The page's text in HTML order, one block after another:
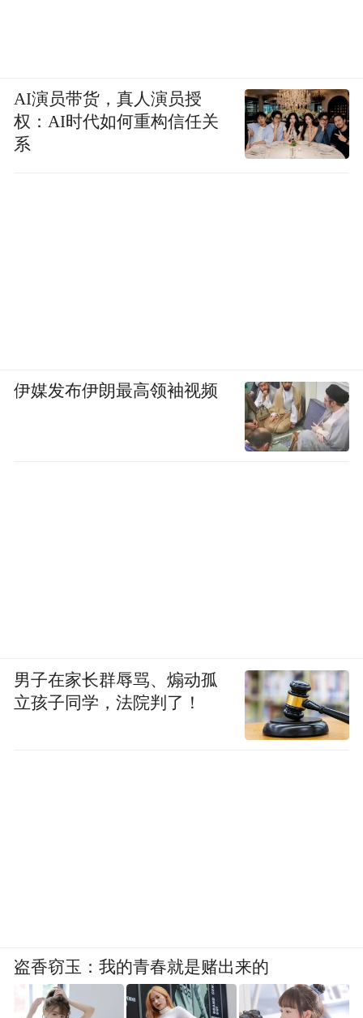
AI演员带货，真人演员授
权：AI时代如何重构信任关
系
伊媒发布伊朗最高领袖视频
男子在家长群辱骂、煽动孤
立孩子同学，法院判了！
盗香窃玉：我的青春就是赌出来的